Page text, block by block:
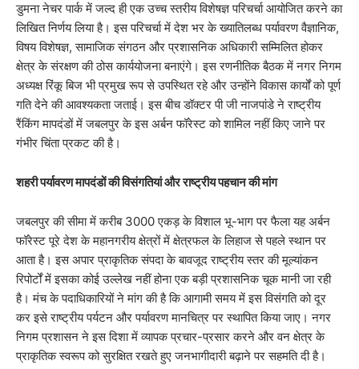
डुमना नेचर पार्क में जल्द ही एक उच्च स्तरीय विशेषज्ञ परिचर्चा आयोजित करने का
लिखित निर्णय लिया है। इस परिचर्चा में देश भर के ख्यातिलब्ध पर्यावरण वैज्ञानिक,
विषय विशेषज्ञ, सामाजिक संगठन और प्रशासनिक अधिकारी सम्मिलित होकर
क्षेत्र के संरक्षण की ठोस कार्ययोजना बनाएंगे। इस रणनीतिक बैठक में नगर निगम
अध्यक्ष रिंकू बिज भी प्रमुख रूप से उपस्थित रहे और उन्होंने विकास कार्यों को पूर्ण
गति देने की आवश्यकता जताई। इस बीच डॉक्टर पी जी नाजपांडे ने राष्ट्रीय
रैंकिंग मापदंडों में जबलपुर के इस अर्बन फॉरेस्ट को शामिल नहीं किए जाने पर
गंभीर चिंता प्रकट की है।
शहरी पर्यावरण मापदंडों की विसंगतियां और राष्ट्रीय पहचान की मांग
जबलपुर की सीमा में करीब 3000 एकड़ के विशाल भू-भाग पर फैला यह अर्बन
फॉरेस्ट पूरे देश के महानगरीय क्षेत्रों में क्षेत्रफल के लिहाज से पहले स्थान पर
आता है। इस अपार प्राकृतिक संपदा के बावजूद राष्ट्रीय स्तर की मूल्यांकन
रिपोर्टों में इसका कोई उल्लेख नहीं होना एक बड़ी प्रशासनिक चूक मानी जा रही
है। मंच के पदाधिकारियों ने मांग की है कि आगामी समय में इस विसंगति को दूर
कर इसे राष्ट्रीय पर्यटन और पर्यावरण मानचित्र पर स्थापित किया जाए। नगर
निगम प्रशासन ने इस दिशा में व्यापक प्रचार-प्रसार करने और वन क्षेत्र के
प्राकृतिक स्वरूप को सुरक्षित रखते हुए जनभागीदारी बढ़ाने पर सहमति दी है।